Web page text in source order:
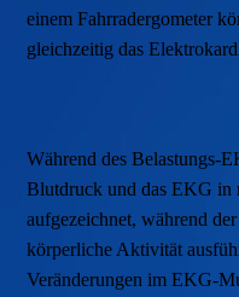
einem Fahrradergometer
gleichzeitig das
Während des Belastungs-
Blutdruck und das EKG in
aufgezeichnet, während
körperliche Aktivität
Veränderungen im EKG-